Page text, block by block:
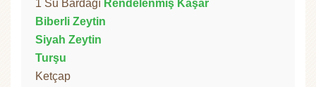
1 Su Bardağı Rendelenmiş Kaşar
Biberli Zeytin
Siyah Zeytin
Turşu
Ketçap